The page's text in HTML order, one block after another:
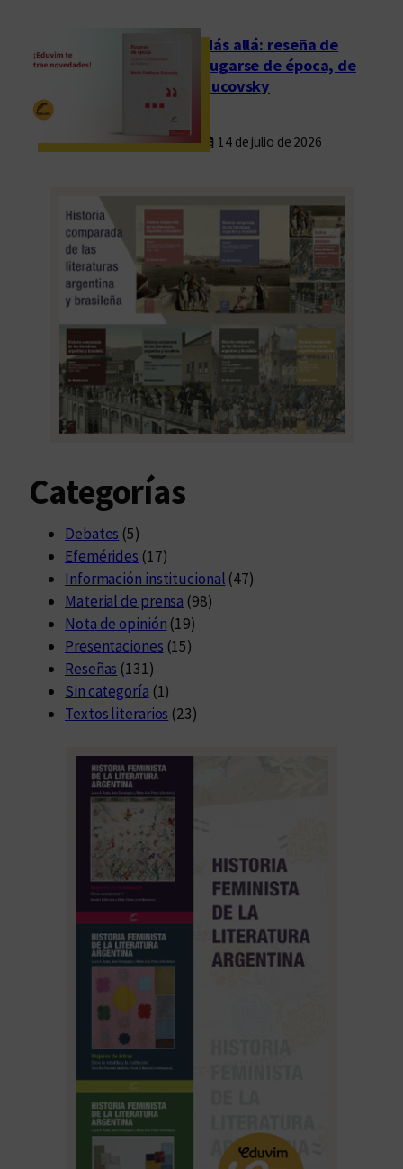
c
n
y
a
E
i
c
i
ó
n
Más allá: reseña de
Fugarse de época, de
Rucovsky
14 de julio de 2026
Categorías
Debates (5)
Efemérides (17)
Información institucional (47)
Material de prensa (98)
Nota de opinión (19)
Presentaciones (15)
Reseñas (131)
Sin categoría (1)
Textos literarios (23)